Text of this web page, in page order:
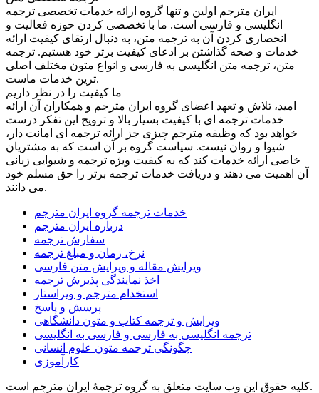
ایران مترجم اولین و تنها گروه ارائه خدمات تخصصی ترجمه
انگلیسی و فارسی است. ما با تخصصی کردن حوزه فعالیت و
انحصاری کردن آن به ترجمه متن، به دنبال ارتقای کیفیت ارائه
خدمات و صحه گذاشتن بر ادعای کیفیت برتر خود هستیم. ترجمه
متن، ترجمه متن انگلیسی به فارسی و انواع متون مختلف اصلی
ترین خدمات ماست.
ما کیفیت را در نظر داریم
امید، تلاش و تعهد اعضای گروه ایران مترجم و همکاران آن ارائه
خدمات ترجمه ای با کیفیت بسیار بالا و ترویج این تفکر درست
خواهد بود که وظیفه مترجم چیزی جز ارائه ترجمه ای امانت دار،
شیوا و روان نیست. سیاست گروه بر آن است که به مشتریان
خاصی ارائه خدمات کند که به کیفیت ویژه ترجمه و شیوایی زبانی
آن اهمیت می دهند و دریافت خدمات ترجمه برتر را حق مسلم خود
می دانند.
خدمات ترجمه گروه ایران مترجم
درباره ایران مترجم
سفارش ترجمه
نرخ، زمان و مبلغ ترجمه
ویرایش مقاله و ویرایش متن فارسی
اخذ نمایندگی پذیرش ترجمه
استخدام مترجم و ویراستار
پرسش و پاسخ
ویرایش و ترجمه کتاب و متون دانشگاهی
ترجمه انگلیسی به فارسی و فارسی به انگلیسی
چگونگی ترجمه متون علوم انسانی
کارآموزی
کلیه حقوق این وب سایت متعلق به گروه ترجمۀ ایران مترجم است.